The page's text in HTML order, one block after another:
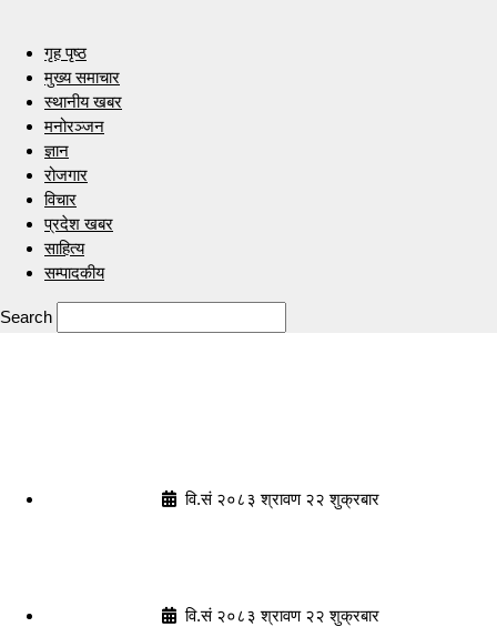
गृह पृष्ठ
मुख्य समाचार
स्थानीय खबर
मनोरञ्जन
ज्ञान
रोजगार
विचार
प्रदेश खबर
साहित्य
सम्पादकीय
Search
वि.सं २०८३ श्रावण २२ शुक्रबार
वि.सं २०८३ श्रावण २२ शुक्रबार